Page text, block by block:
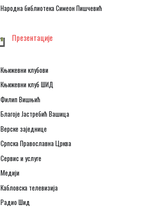
Народна библиотека Симеон Пишчевић
Презентације
Књижевни клубови
Књижевни клуб ШИД
Филип Вишњић
Благоје Јастребић Вашица
Верске заједнице
Српска Православна Црква
Сервис и услуге
Медији
Кабловска телевизија
Радио Шид